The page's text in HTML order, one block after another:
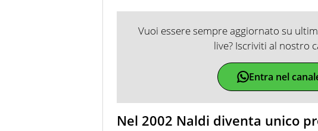
Vuoi essere sempre aggiornato su
live? Iscriviti al nostro
Entra nel
Nel 2002 Naldi diventa unico